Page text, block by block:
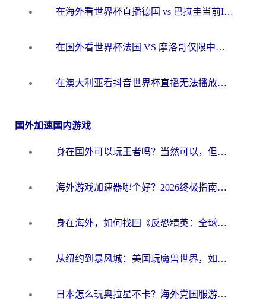
在海外看世界杯直播德国 vs 巴拉圭当前IP受限制？这篇指南帮你轻松解决地区限制
在国外看世界杯法国 VS 摩洛哥仅限中国大陆？别让地域限制拦下你的欢呼
在澳大利亚看抖音世界杯直播无法播放？海外党体育观赛终极指南来了！
国外加速国内游戏
身在国外可以玩王者吗？当然可以，但你需要这份“加速”指南
海外游戏加速器哪个好？2026终极指南帮你畅玩国服+解决卡顿难题
身在海外，如何找回《反恐精英：全球攻势》国服的丝滑手感？一份给你的终极指南
从纽约到暴风城：美国玩魔兽世界，如何找到你的最佳网络航线
日本怎么玩奥拉星不卡？海外党国服游戏加速器选择全攻略